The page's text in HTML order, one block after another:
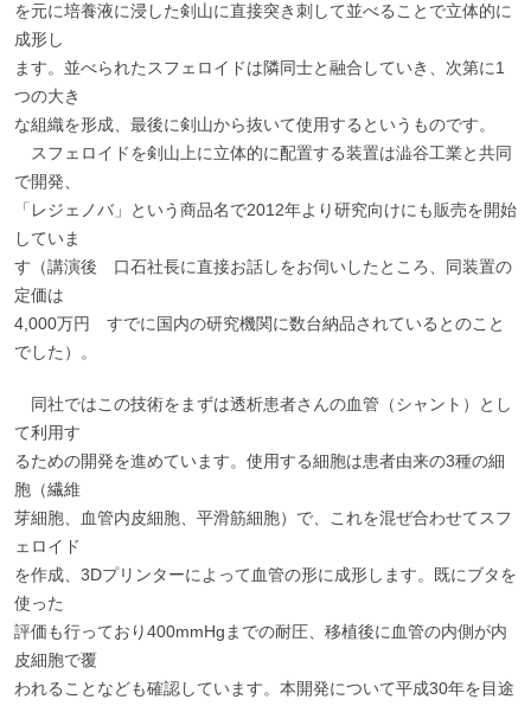
を元に培養液に浸した剣山に直接突き刺して並べることで立体的に
成形し
ます。並べられたスフェロイドは隣同士と融合していき、次第に1
つの大き
な組織を形成、最後に剣山から抜いて使用するというものです。
スフェロイドを剣山上に立体的に配置する装置は澁谷工業と共同
で開発、
「レジェノバ」という商品名で2012年より研究向けにも販売を開始
していま
す（講演後 口石社長に直接お話しをお伺いしたところ、同装置の
定価は
4,000万円 すでに国内の研究機関に数台納品されているとのこと
でした）。
同社ではこの技術をまずは透析患者さんの血管（シャント）とし
て利用す
るための開発を進めています。使用する細胞は患者由来の3種の細
胞（繊維
芽細胞、血管内皮細胞、平滑筋細胞）で、これを混ぜ合わせてスフ
ェロイド
を作成、3Dプリンターによって血管の形に成形します。既にブタを
使った
評価も行っており400mmHgまでの耐圧、移植後に血管の内側が内
皮細胞で覆
われることなども確認しています。本開発について平成30年を目途